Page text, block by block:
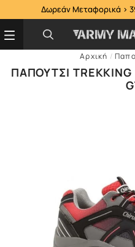
Δωρεάν Μεταφορικά >
Αρχική /
ΠΑΠΟΎΤΣΙ TREKKING